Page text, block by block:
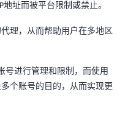
地址而被平台限制或禁止。
理，从而帮助用户在多地区
号进行管理和限制，而使用
个账号的目的，从而实现更